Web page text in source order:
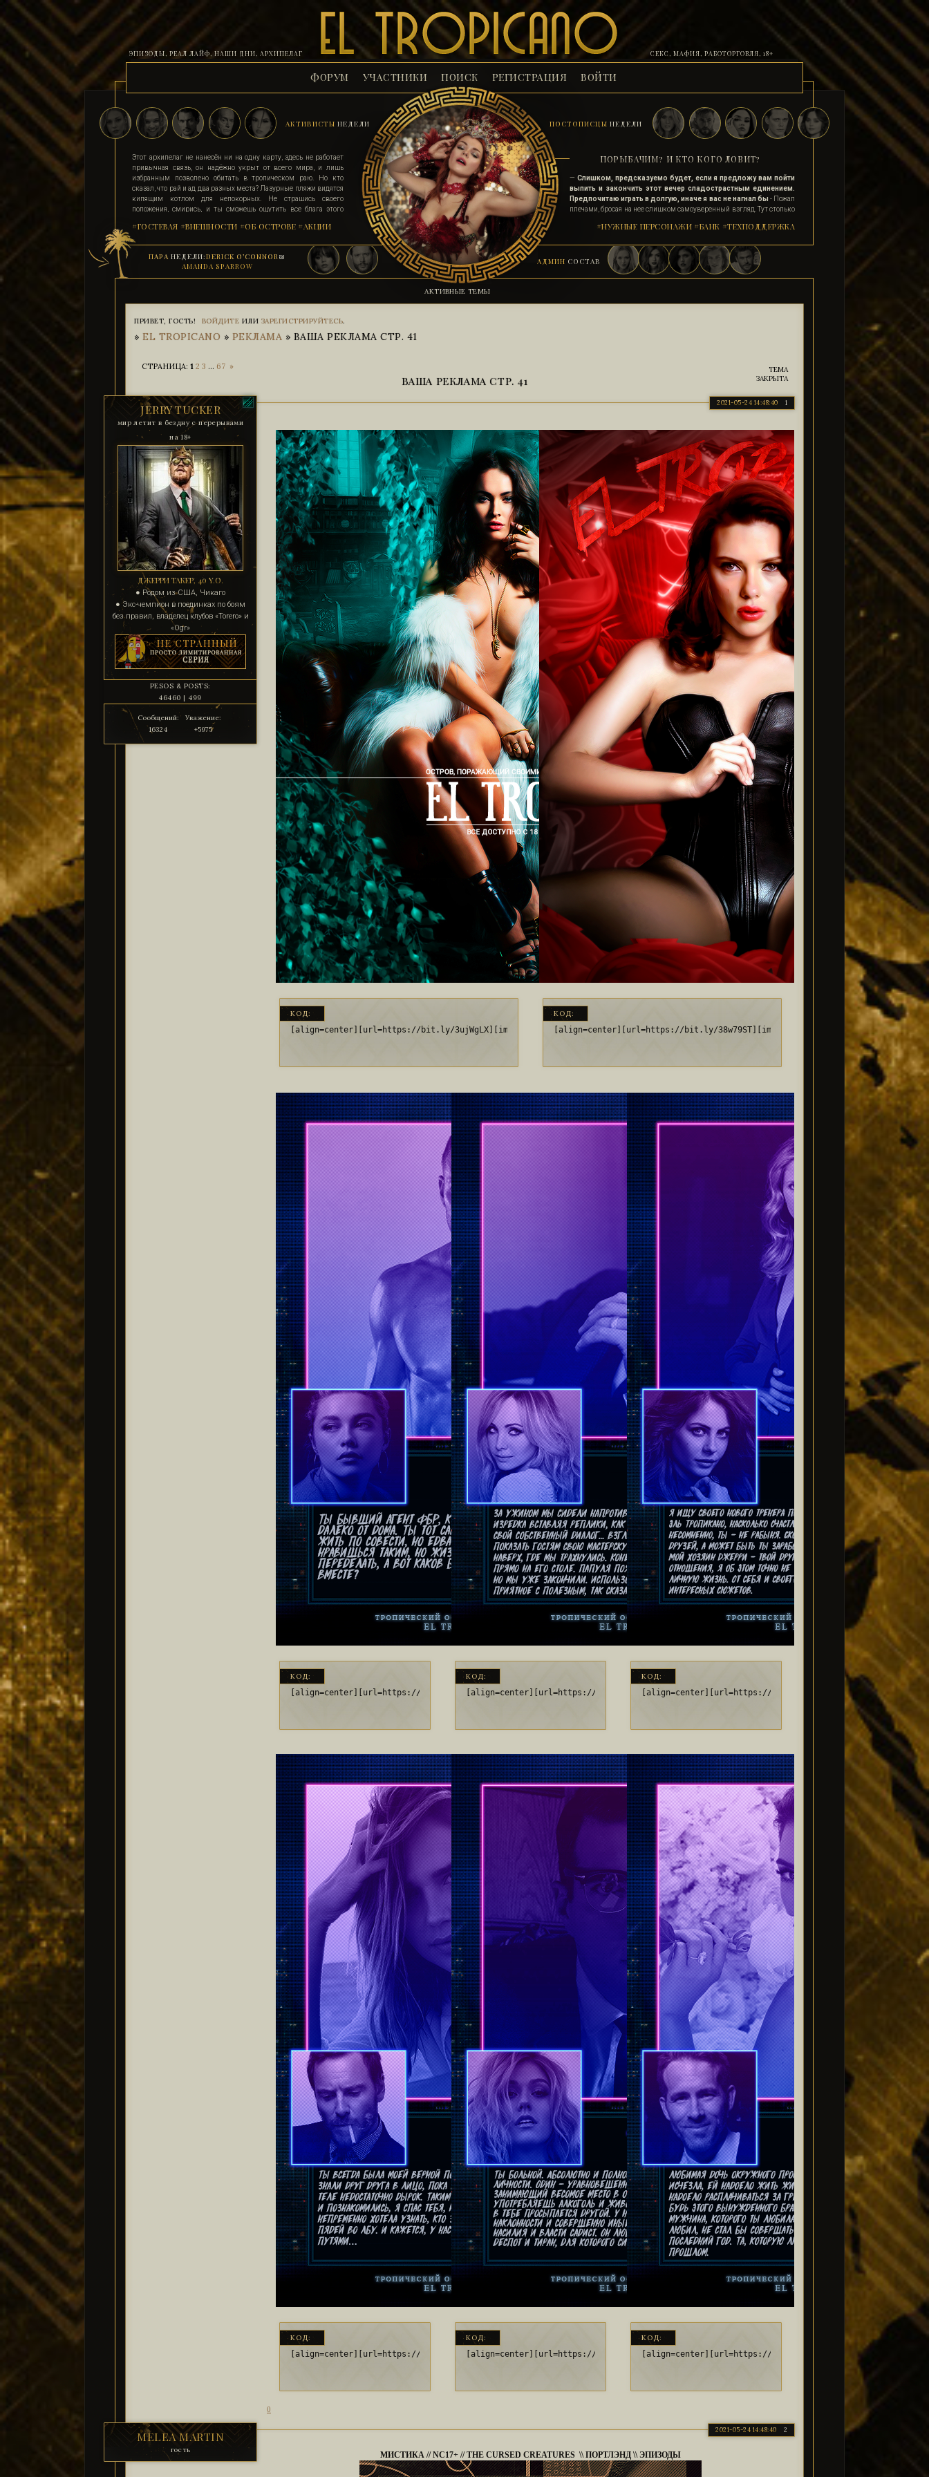
ЭПИЗОДЫ, РЕАЛ ЛАЙФ, НАШИ ДНИ, АРХИПЕЛАГ СЕКС, МАФИЯ, РАБОТОРГОВЛЯ, 18+
ПАРА НЕДЕЛИ:DERICK O’CONNOR&
AMANDA SPARROW
АДМИН СОСТАВ
#НУЖНЫЕ ПЕРСОНАЖИ #БАНК #ТЕХПОДДЕРЖКА
ПОРЫБАЧИМ? И КТО КОГО ЛОВИТ?
— Слишком, предсказуемо будет, если я предложу вам пойти
выпить и закончить этот вечер сладострастным единением.
Предпочитаю играть в долгую, иначе я вас не нагнал бы - Пожал
плечами, бросая на нее слишком самоуверенный взгляд. Тут столько
улыбаться и будет смеяться твоим шуткам, пойдут за тобой туда куда
деньгами взять девку на ночь не составит труда. А вот подцепить
девушку, что не заинтересована в заработке и продаже своего тела,
куда интересней. Все ведь так Алексис Фрост?
я спешу однозначно мешало. -А я и беру от момента то, что хочу. В
#ГОСТЕВАЯ #ВНЕШНОСТИ #ОБ ОСТРОВЕ #АКЦИИ
Этот архипелаг не нанесён ни на одну карту, здесь не работает
привычная связь, он надёжно укрыт от всего мира, и лишь
избранным позволено обитать в тропическом раю. Но кто
сказал, что рай и ад два разных места? Лазурные пляжи видятся
кипящим котлом для непокорных. Не страшись своего
положения, смирись, и ты сможешь ощутить все блага этого
адептом. Выбери для себя стезю, ступай по ней, гордо неся статус
рабыни, иначе тебя силой поставят на колени. Помни, ад на
ПОСТОПИСЦЫ НЕДЕЛИ
АКТИВИСТЫ НЕДЕЛИ
ФОРУМ УЧАСТНИКИ ПОИСК РЕГИСТРАЦИЯ ВОЙТИ
АКТИВНЫЕ ТЕМЫ
ПРИВЕТ, ГОСТЬ! ВОЙДИТЕ ИЛИ ЗАРЕГИСТРИРУЙТЕСЬ.
» EL TROPICANO » РЕКЛАМА » ВАША РЕКЛАМА СТР. 41
ВАША РЕКЛАМА СТР. 41
СТРАНИЦА: 1 2 3 … 67 »
ТЕМА
ЗАКРЫТА
1
2021-05-24 14:48:40
JERRY TUCKER
мир летит в бездну с перерывами
на 18+
ДЖЕРРИ ТАКЕР, 40 Y.O.
● Родом из США, Чикаго
● Экс-чемпион в поединках по боям
без правил, владелец клубов «Torero» и
«Ogr»
PESOS & POSTS:
46460 | 499
Сообщений:
16324
Уважение:
+5975
КОД:
[align=center][url=https://bit.ly/3ujWgLX][img]https://i.imgur.com/kqzVRcN.png[/img][/url][/align]
КОД:
[align=center][url=https://bit.ly/38w79ST][img]https://i.imgur.com/
КОД:
[align=center][url=https://bit.ly/3uC3P0u][img]https://i.imgur.com/pO59TID.png[/img][/url][/align]
КОД:
[align=center][url=https://bit.ly/3eWvinT][img]https://i.imgur.com/gq3uvIC.png[/img][/url][/
КОД:
[align=center][url=https://bit.ly/3dbufB1][img]https://
КОД:
[align=center][url=https://bit.ly/3sJlpje][img]https://i.imgur.com/rBNa5g8.png[/img][/url][/align]
КОД:
[align=center][url=https://bit.ly/3cHD7Oz][img]https://i.imgur.com/3ofuexr.png[/img][/url][/
КОД:
[align=center][url=https://bit.ly/2PirlRL][img]https://
0
2
2021-05-24 14:48:40
MELEA MARTIN
гость
МИСТИКА // NC17+ // THE CURSED CREATURES \\ ПОРТЛЭНД \\ ЭПИЗОДЫ